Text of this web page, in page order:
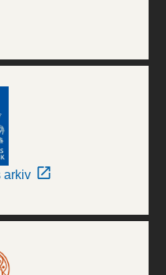
arkiv